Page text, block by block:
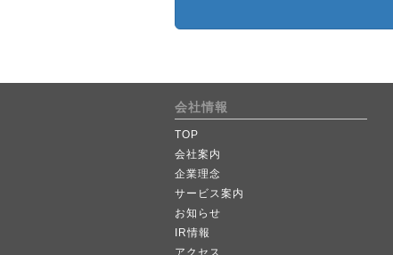
会社情報
TOP
会社案内
企業理念
サービス案内
お知らせ
IR情報
アクセス